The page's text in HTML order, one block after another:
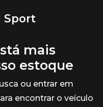
Sport
mais
estoque
ou entrar em
encontrar o veículo